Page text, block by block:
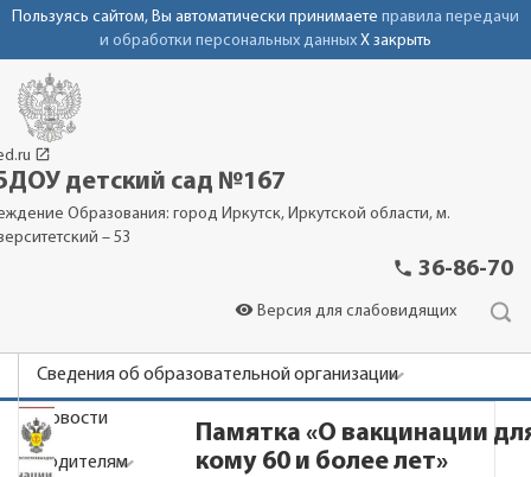
Пользуясь сайтом, Вы автоматически принимаете правила передачи
и обработки персональных данных X закрыть
launch
детский сад №167
Образования: город Иркутск, Иркутской области, м.
– 53
phone 36-86-70
visibility Версия для слабовидящих
Сведения об образовательной организации
Новости
Родителям
Памятка «О вакцинации
кому 60 и более лет»